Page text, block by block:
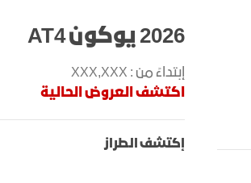
2026 يوكون AT4
إبتداءً من : XXX,XXX
اكتشف العروض الحالية
إكتشف الطراز